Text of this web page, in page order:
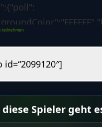
teilnehmen
id=“2099120″]
diese Spieler geht